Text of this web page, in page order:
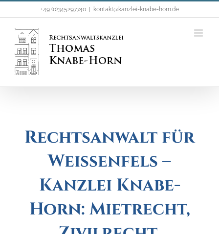
Inhalt
springen
+49 (0)345297740 kontakt@kanzlei-knabe-horn.de
Rechtsanwalt für
Weißenfels –
Kanzlei Knabe-
Horn: Mietrecht,